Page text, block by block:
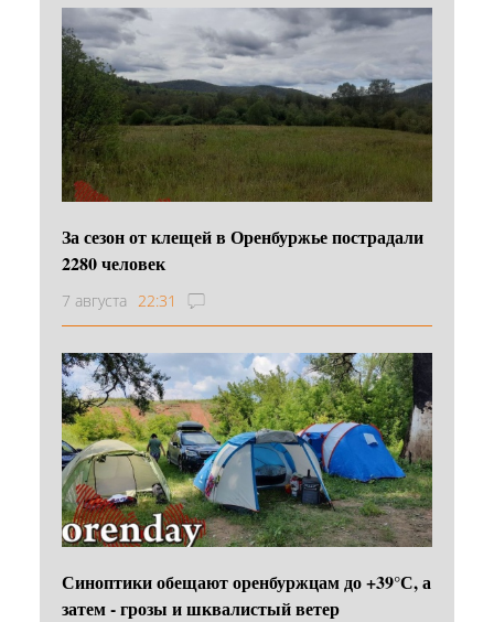
За сезон от клещей в Оренбуржье пострадали
2280 человек
7 августа 22:31
Синоптики обещают оренбуржцам до +39°С, а
затем - грозы и шквалистый ветер